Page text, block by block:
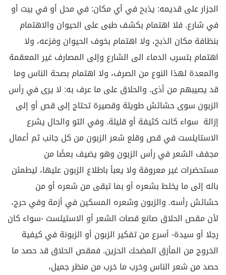
الجزار على قديمه: يذبح في أي مكان: في محل أو في بيت أو
في شارع. فلا اهتمام بكشف طبى على الحيوان والاهتمام
بنظافة مكان الذبح، ولا اهتمام بخوف الحيوان وفزعه، ولا
اهتمام بتسرب الدماء الى الشارع وإلى المصارف غير المعقمة
والمعدة لهذا النوع من الصرف، ولا اهتمام بصحة الناس وما
قد يصيبهم من أذى. والحلاق على ما عرف به: لا يرى في رأس
الزبون سوى حشائش طويلة وقصيرة تحتاج إلى قص أو إلى
إزالة سواء كانت كثيفة أو قليلة. وفي التو والحال يشرع
الاستايلست في قص وقلع شعر الزبون من كل جانب ثم أعمال
مجفف الشعر في رأس الزبون وهو يضيف بعضًا من
مستحضرات غير معروفة ولا يعبأ باطلاع الزبون عليها، ليطمئن
باله إلى ما يخلط بشعره أو بما تبقى من شعره أو من
حشائش رأسه. والزبون وشعره المسكين في أزمة وفي حرج،
لأن مقص الحلاق صانع قصات الشعر أو الاستيلست -سواء كان
رجلا أو سيدة- أسرع من تفكير الزبون أو الزبونة في كيفية
الخروج من المأزق المضحك الحزين. فمقص الحلاق قد حصد ما
حصد من شعر الناس وخرب ما خرب من منظر جميل،